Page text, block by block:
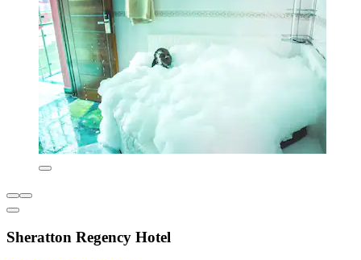
Sheratton Regency Hotel